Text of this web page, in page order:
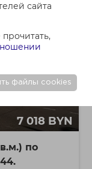
сайта
файлы cookies
7 018 BYN
по